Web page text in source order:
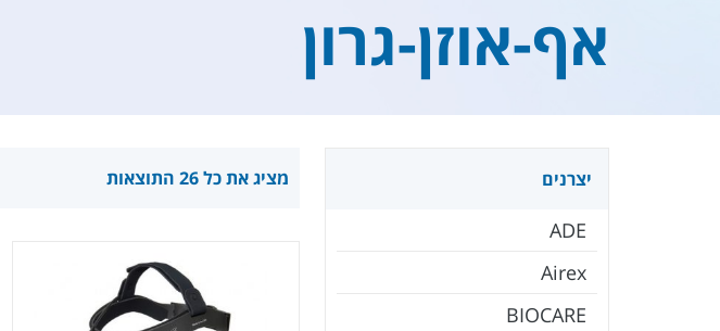
אף-אוזן-גרון
מציג את כל 26 התוצאות יצרנים
ADE
Airex
BIOCARE